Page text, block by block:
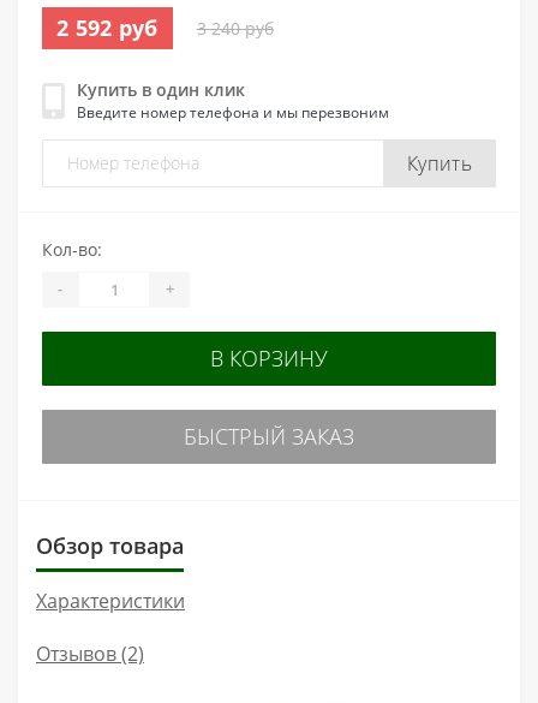
2 592 руб 3 240 руб
Купить в один клик
Введите номер телефона и мы перезвоним
Купить
Кол-во:
- +
В КОРЗИНУ
БЫСТРЫЙ ЗАКАЗ
Обзор товара
Характеристики
Отзывов (2)